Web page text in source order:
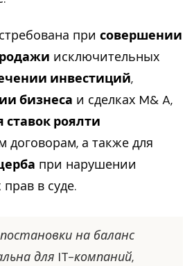
при совершении
исключительных
инвестиций,
бизнеса и сделках M& A,
ставок роялти
договорам, а также для
при нарушении
в суде.
на баланс
для IT-компаний,